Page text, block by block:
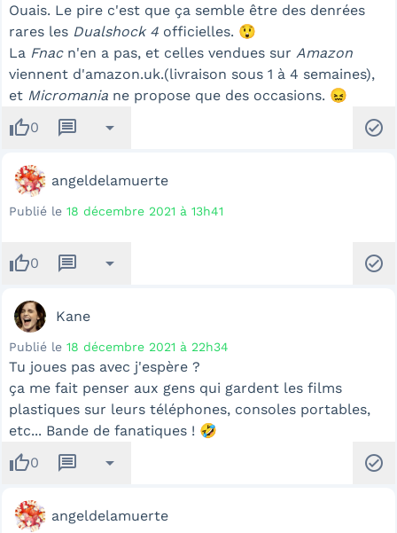
Ouais. Le pire c'est que ça semble être des denrées
rares les Dualshock 4 officielles. 😲
La Fnacn'en a pas, et celles vendues sur Amazon
viennent d'amazon.uk.(livraison sous 1 à 4 semaines),
et Micromania ne propose que des occasions. 😖
thumb_up0 message arrow_drop_down check_circle
angeldelamuerte
Publié le 18 décembre 2021 à 13h41
thumb_up0 message arrow_drop_down check_circle
Kane
Publié le 18 décembre 2021 à 22h34
Tu joues pas avec j'espère ?
ça me fait penser aux gens qui gardent les films
plastiques sur leurs téléphones, consoles portables,
etc... Bande de fanatiques ! 🤣
thumb_up0 message arrow_drop_down check_circle
angeldelamuerte